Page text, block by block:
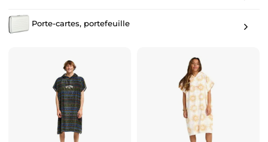
Porte-cartes, portefeuille